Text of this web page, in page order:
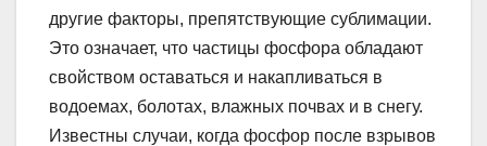
другие факторы, препятствующие сублимации.
Это означает, что частицы фосфора обладают
свойством оставаться и накапливаться в
водоемах, болотах, влажных почвах и в снегу.
Известны случаи, когда фосфор после взрывов